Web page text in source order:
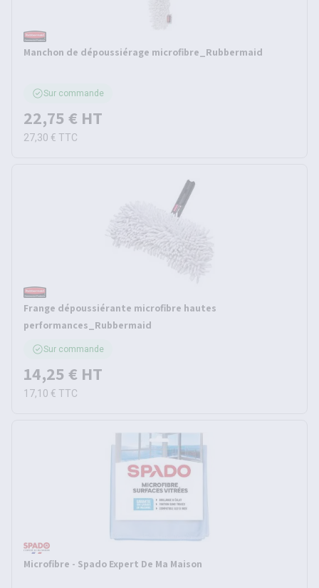
Manchon de dépoussiérage microfibre_Rubbermaid
Sur commande
22,75 € HT
27,30 € TTC
Frange dépoussiérante microfibre hautes
performances_Rubbermaid
Sur commande
14,25 € HT
17,10 € TTC
Microfibre - Spado Expert De Ma Maison